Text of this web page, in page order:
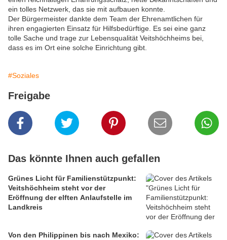
ein tolles Netzwerk, das sie mit aufbauen konnte.
Der Bürgermeister dankte dem Team der Ehrenamtlichen für
ihren engagierten Einsatz für Hilfsbedürftige. Es sei eine ganz
tolle Sache und trage zur Lebensqualität Veitshöchheims bei,
dass es im Ort eine solche Einrichtung gibt.
#Soziales
Freigabe
Das könnte Ihnen auch gefallen
Grünes Licht für Familienstützpunkt:
Veitshöchheim steht vor der
Eröffnung der elften Anlaufstelle im
Landkreis
Von den Philippinen bis nach Mexiko: